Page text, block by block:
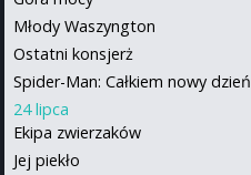
Młody Waszyngton
Ostatni konsjerż
Spider-Man: Całkiem nowy dzień
24 lipca
Ekipa zwierzaków
Jej piekło